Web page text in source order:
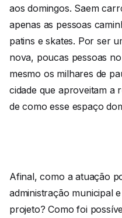
aos domingos. Saem
apenas as pessoas
patins e skates. Por ser
nova, poucas pessoas
mesmo os milhares de
cidade que aproveitam a
de como esse espaço
Afinal, como a atuação
administração municipal
projeto? Como foi